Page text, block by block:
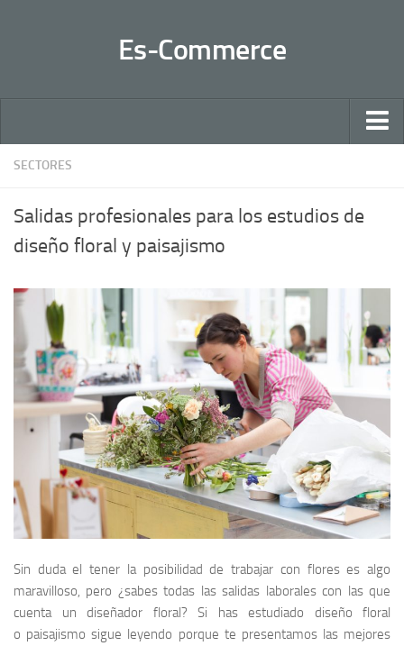
Es-Commerce
Inicio
Negocios 2.0
Ventas
Contactar
SECTORES
Salidas profesionales para los estudios de
diseño floral y paisajismo
Sin duda el tener la posibilidad de trabajar con flores es algo
maravilloso, pero ¿sabes todas las salidas laborales con las que
cuenta un diseñador floral? Si has estudiado diseño floral
o paisajismo sigue leyendo porque te presentamos las mejores